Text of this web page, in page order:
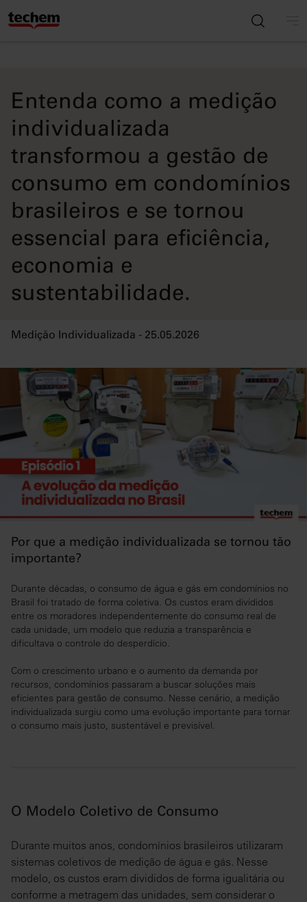
Entenda como a medição
individualizada
transformou a gestão de
consumo em condomínios
brasileiros e se tornou
essencial para eficiência,
economia e
sustentabilidade.
Medição Individualizada - 25.05.2026
Por que a medição individualizada se tornou tão
importante?
Durante décadas, o consumo de água e gás em condomínios no
Brasil foi tratado de forma coletiva. Os custos eram divididos
entre os moradores independentemente do consumo real de
cada unidade, um modelo que reduzia a transparência e
dificultava o controle do desperdício.
Com o crescimento urbano e o aumento da demanda por
recursos, condomínios passaram a buscar soluções mais
eficientes para gestão de consumo. Nesse cenário, a medição
individualizada surgiu como uma evolução importante para tornar
o consumo mais justo, sustentável e previsível.
O Modelo Coletivo de Consumo
Durante muitos anos, condomínios brasileiros utilizaram
sistemas coletivos de medição de água e gás. Nesse
modelo, os custos eram divididos de forma igualitária ou
conforme a metragem das unidades, sem considerar o